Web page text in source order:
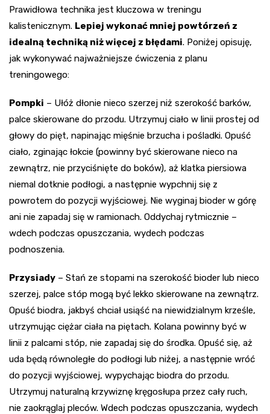
Prawidłowa technika jest kluczowa w treningu
kalistenicznym. Lepiej wykonać mniej powtórzeń z
idealną techniką niż więcej z błędami. Poniżej opisuję,
jak wykonywać najważniejsze ćwiczenia z planu
treningowego:
Pompki – Ułóż dłonie nieco szerzej niż szerokość barków,
palce skierowane do przodu. Utrzymuj ciało w linii prostej od
głowy do pięt, napinając mięśnie brzucha i pośladki. Opuść
ciało, zginając łokcie (powinny być skierowane nieco na
zewnątrz, nie przyciśnięte do boków), aż klatka piersiowa
niemal dotknie podłogi, a następnie wypchnij się z
powrotem do pozycji wyjściowej. Nie wyginaj bioder w górę
ani nie zapadaj się w ramionach. Oddychaj rytmicznie –
wdech podczas opuszczania, wydech podczas
podnoszenia.
Przysiady – Stań ze stopami na szerokość bioder lub nieco
szerzej, palce stóp mogą być lekko skierowane na zewnątrz.
Opuść biodra, jakbyś chciał usiąść na niewidzialnym krześle,
utrzymując ciężar ciała na piętach. Kolana powinny być w
linii z palcami stóp, nie zapadaj się do środka. Opuść się, aż
uda będą równoległe do podłogi lub niżej, a następnie wróć
do pozycji wyjściowej, wypychając biodra do przodu.
Utrzymuj naturalną krzywiznę kręgosłupa przez cały ruch,
nie zaokrąglaj pleców. Wdech podczas opuszczania, wydech